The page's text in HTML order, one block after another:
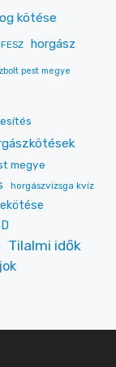
kötése
horgász
pest megye
megye
horgászvizsga kvíz
Tilalmi idők